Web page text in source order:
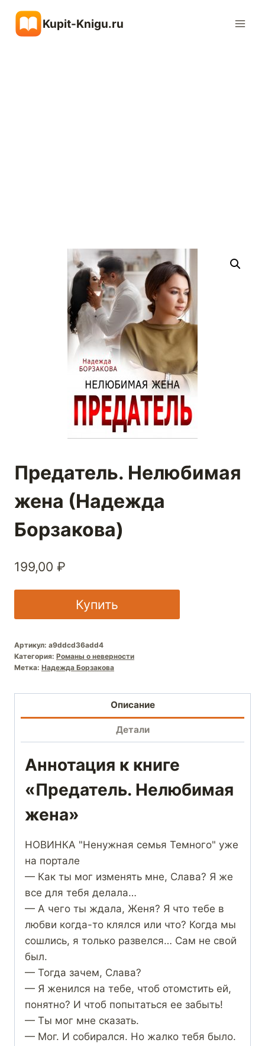
содержимому
Kupit-Knigu.ru
Предатель. Нелюбимая
жена (Надежда
Борзакова)
199,00 ₽
Купить
Артикул: a9ddcd36add4
Категория: Романы о неверности
Метка: Надежда Борзакова
Описание
Детали
Аннотация к книге
«Предатель. Нелюбимая
жена»
НОВИНКА "Ненужная семья Темного" уже
на портале
— Как ты мог изменять мне, Слава? Я же
все для тебя делала…
— А чего ты ждала, Женя? Я что тебе в
любви когда-то клялся или что? Когда мы
сошлись, я только развелся… Сам не свой
был.
— Тогда зачем, Слава?
— Я женился на тебе, чтоб отомстить ей,
понятно? И чтоб попытаться ее забыть!
— Ты мог мне сказать.
— Мог. И собирался. Но жалко тебя было.